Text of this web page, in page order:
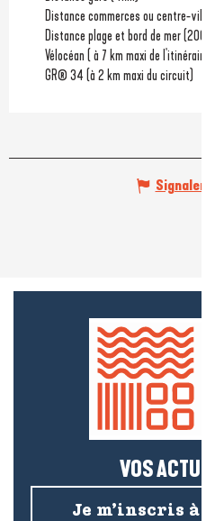
Distance commerces ou centre-ville
Distance plage et bord de mer(200m)
Vélocéan ( à 7 km maxi de l'itinéraire)
GR® 34 (à 2 km maxi du circuit)
Signaler
VOS
Je m’inscris à